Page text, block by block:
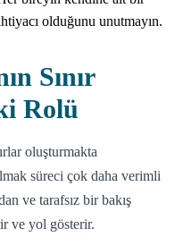
olduğunu unutmayın.
Sınır
Rolü
oluşturmakta
süreci çok daha verimli
ve tarafsız bir bakış
ve yol gösterir.